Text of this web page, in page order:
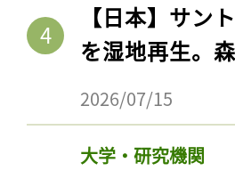
【日本】サン
を湿地再生。
2026/07/15
大学・研究機関